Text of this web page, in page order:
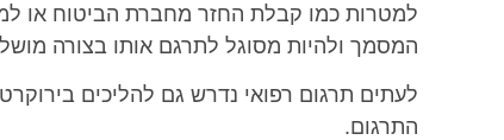
למטרות כמו קבלת החזר מחברת הביטוח או
המסמך ולהיות מסוגל לתרגם אותו בצורה
לעתים תרגום רפואי נדרש גם להליכים
התרגום.